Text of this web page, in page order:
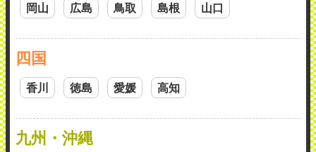
岡山 広島 鳥取 島根 山口
四国
香川 徳島 愛媛 高知
九州・沖縄